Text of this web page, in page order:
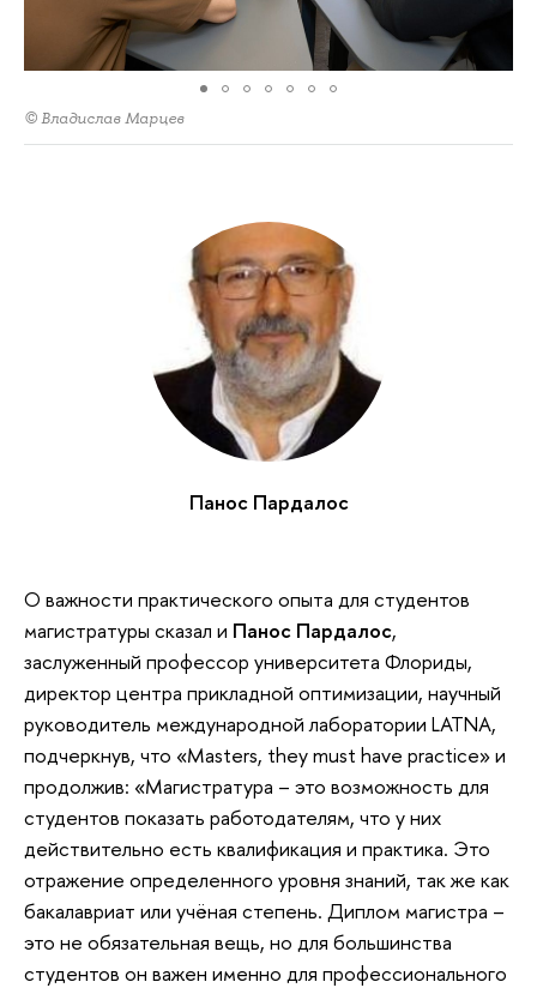
© Владислав Марцев
Панос Пардалос
О важности практического опыта для студентов
магистратуры сказал и Панос Пардалос,
заслуженный профессор университета Флориды,
директор центра прикладной оптимизации, научный
руководитель международной лаборатории LATNA,
подчеркнув, что «Masters, they must have practice» и
продолжив: «Магистратура – это возможность для
студентов показать работодателям, что у них
действительно есть квалификация и практика. Это
отражение определенного уровня знаний, так же как
бакалавриат или учёная степень. Диплом магистра –
это не обязательная вещь, но для большинства
студентов он важен именно для профессионального